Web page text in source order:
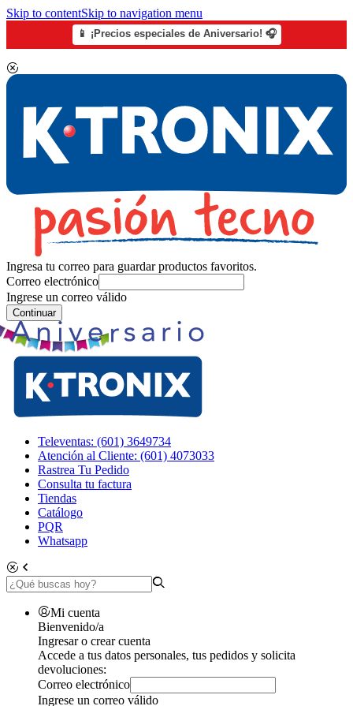
Skip to contentSkip to navigation menu
📱 ¡Precios especiales de Aniversario! 🎧
Ingresa tu correo para guardar productos favoritos.
Correo electrónico
Ingrese un correo válido
Continuar
Televentas: (601) 3649734
Atención al Cliente: (601) 4073033
Rastrea Tu Pedido
Consulta tu factura
Tiendas
Catálogo
PQR
Whatsapp
Mi cuenta
Bienvenido/a
Ingresar o crear cuenta
Accede a tus datos personales, tus pedidos y solicita
devoluciones:
Correo electrónico
Ingrese un correo válido